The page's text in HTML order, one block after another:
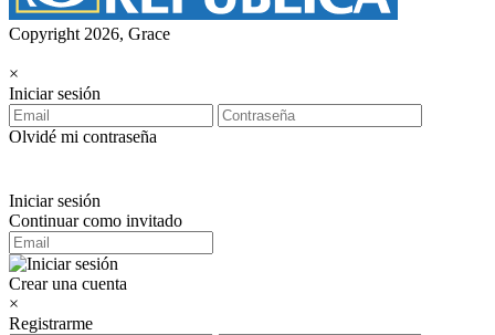
Copyright 2026, Grace
×
Iniciar sesión
Olvidé mi contraseña
Iniciar sesión
Continuar como invitado
Crear una cuenta
×
Registrarme